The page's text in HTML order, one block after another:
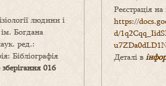
людини і
Богдана
ред.:
Бібліографія
016
Реєстрація
https://
d/
Деталі в